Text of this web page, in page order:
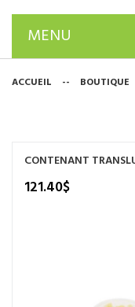
MENU
PRODUIT
ACCUEIL -- BOUTIQUE
CONTENANT
121.40$